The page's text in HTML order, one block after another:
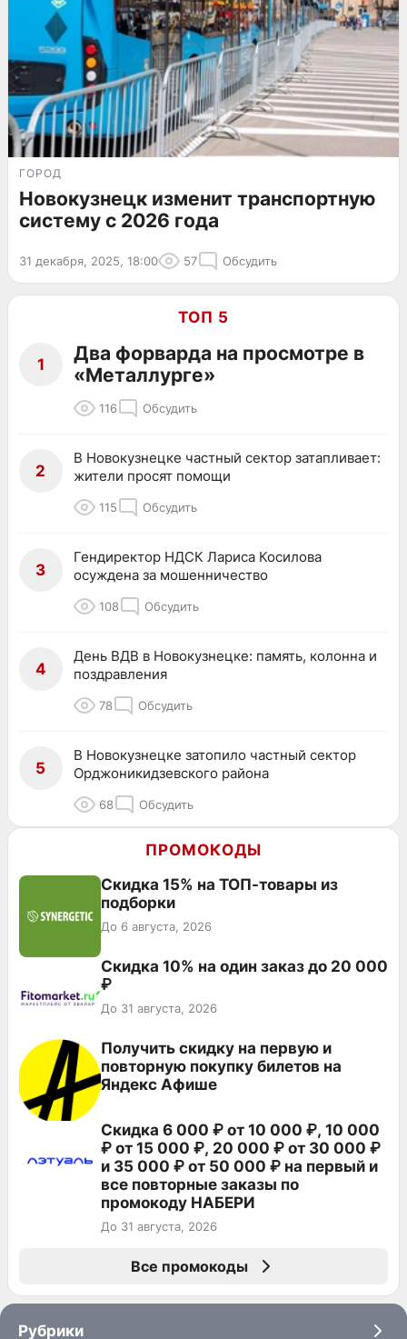
ГОРОД
Новокузнецк изменит транспортную
систему с 2026 года
31 декабря, 2025, 18:00 57 Обсудить
ТОП 5
1
Два форварда на просмотре в
«Металлурге»
116 Обсудить
2
В Новокузнецке частный сектор затапливает:
жители просят помощи
115 Обсудить
3
Гендиректор НДСК Лариса Косилова
осуждена за мошенничество
108 Обсудить
4
День ВДВ в Новокузнецке: память, колонна и
поздравления
78 Обсудить
5
В Новокузнецке затопило частный сектор
Орджоникидзевского района
68 Обсудить
ПРОМОКОДЫ
Скидка 15% на ТОП-товары из
подборки
До 6 августа, 2026
Скидка 10% на один заказ до 20 000
₽
До 31 августа, 2026
Получить скидку на первую и
повторную покупку билетов на
Яндекс Афише
Скидка 6 000 ₽ от 10 000 ₽, 10 000
₽ от 15 000 ₽, 20 000 ₽ от 30 000 ₽
и 35 000 ₽ от 50 000 ₽ на первый и
все повторные заказы по
промокоду НАБЕРИ
До 31 августа, 2026
Все промокоды
Рубрики